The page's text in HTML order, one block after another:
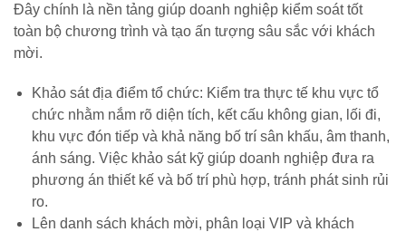
Đây chính là nền tảng giúp doanh nghiệp kiểm soát tốt
toàn bộ chương trình và tạo ấn tượng sâu sắc với khách
mời.
Khảo sát địa điểm tổ chức: Kiểm tra thực tế khu vực tổ
chức nhằm nắm rõ diện tích, kết cấu không gian, lối đi,
khu vực đón tiếp và khả năng bố trí sân khấu, âm thanh,
ánh sáng. Việc khảo sát kỹ giúp doanh nghiệp đưa ra
phương án thiết kế và bố trí phù hợp, tránh phát sinh rủi
ro.
Lên danh sách khách mời, phân loại VIP và khách